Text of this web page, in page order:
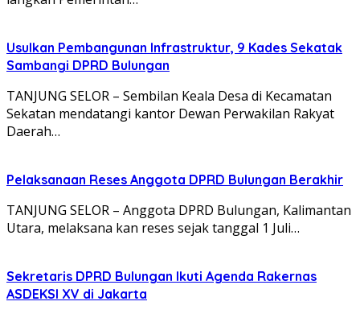
Usulkan Pembangunan Infrastruktur, 9 Kades Sekatak
Sambangi DPRD Bulungan
TANJUNG SELOR – Sembilan Keala Desa di Kecamatan
Sekatan mendatangi kantor Dewan Perwakilan Rakyat
Daerah…
Pelaksanaan Reses Anggota DPRD Bulungan Berakhir
TANJUNG SELOR – Anggota DPRD Bulungan, Kalimantan
Utara, melaksana kan reses sejak tanggal 1 Juli…
Sekretaris DPRD Bulungan Ikuti Agenda Rakernas
ASDEKSI XV di Jakarta